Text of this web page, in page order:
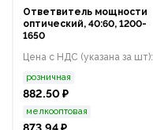
Ответвитель мощности
оптический, 40:60, 1200-
1650
Цена с НДС (указана за шт):
розничная
882.50 ₽
мелкооптовая
873.94 ₽